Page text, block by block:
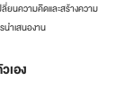
ยนความคิดและสร้างความ
ำเสนองาน
เอง